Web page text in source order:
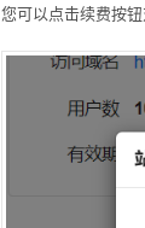
您可以点击续费按